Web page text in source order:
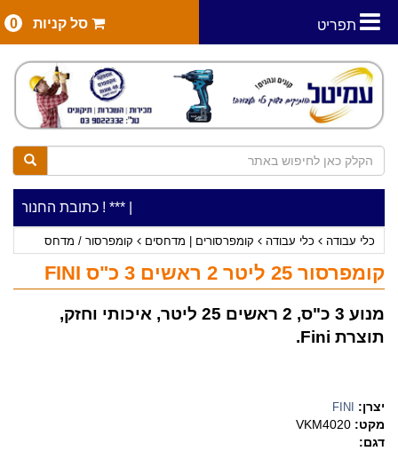
תפריט סל קניות 0
***כתובת החנות: רח' המלאכה 2, ביתן 8 (כניסה מרח' ***כלי עבודה להשכרה בתעריף יומי משתלם ! ***
כלי עבודה כלי עבודה קומפרסורים | מדחסים קומפרסור / מדחס
קומפרסור 25 ליטר 2 ראשים 3 כ"ס FINI
מנוע 3 כ"ס, 2 ראשים 25 ליטר, איכותי וחזק,
תוצרת Fini.
יצרן: FINI
מקט: VKM4020
דגם: